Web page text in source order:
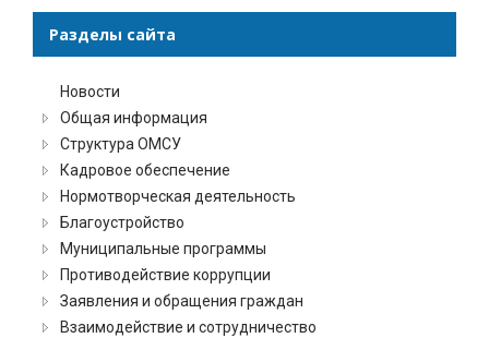
Разделы сайта
Новости
Общая информация
Структура ОМСУ
Кадровое обеспечение
Нормотворческая деятельность
Благоустройство
Муниципальные программы
Противодействие коррупции
Заявления и обращения граждан
Взаимодействие и сотрудничество